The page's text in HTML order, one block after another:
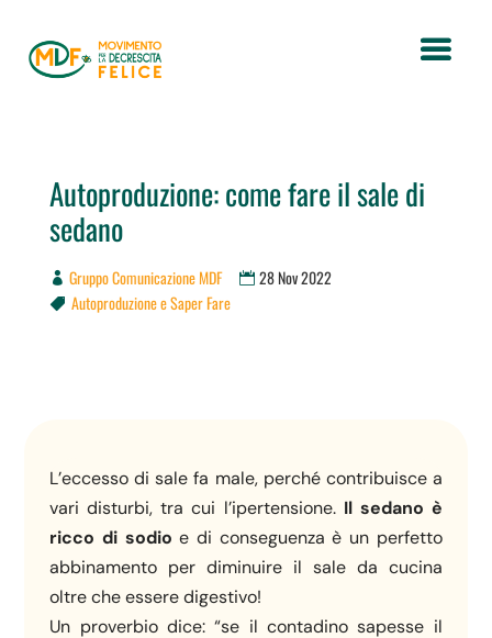
Autoproduzione: come fare il sale di
sedano
Gruppo Comunicazione MDF 28 Nov 2022
 Autoproduzione e Saper Fare
L’eccesso di sale fa male, perché contribuisce a
vari disturbi, tra cui l’ipertensione. Il sedano è
ricco di sodio e di conseguenza è un perfetto
abbinamento per diminuire il sale da cucina
oltre che essere digestivo!
Un proverbio dice: “se il contadino sapesse il